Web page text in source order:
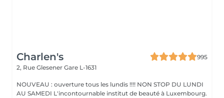
Charlen's
995
2, Rue Glesener Gare L-1631
NOUVEAU : ouverture tous les lundis !!!! NON STOP DU LUNDI
AU SAMEDI L'incontournable institut de beauté à Luxembourg.